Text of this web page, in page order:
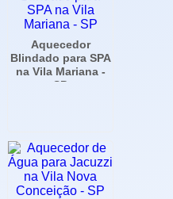
Aquecedor
Blindado para SPA
na Vila Mariana -
SP